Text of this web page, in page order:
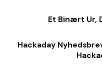
Et Binært Ur,
Hackaday